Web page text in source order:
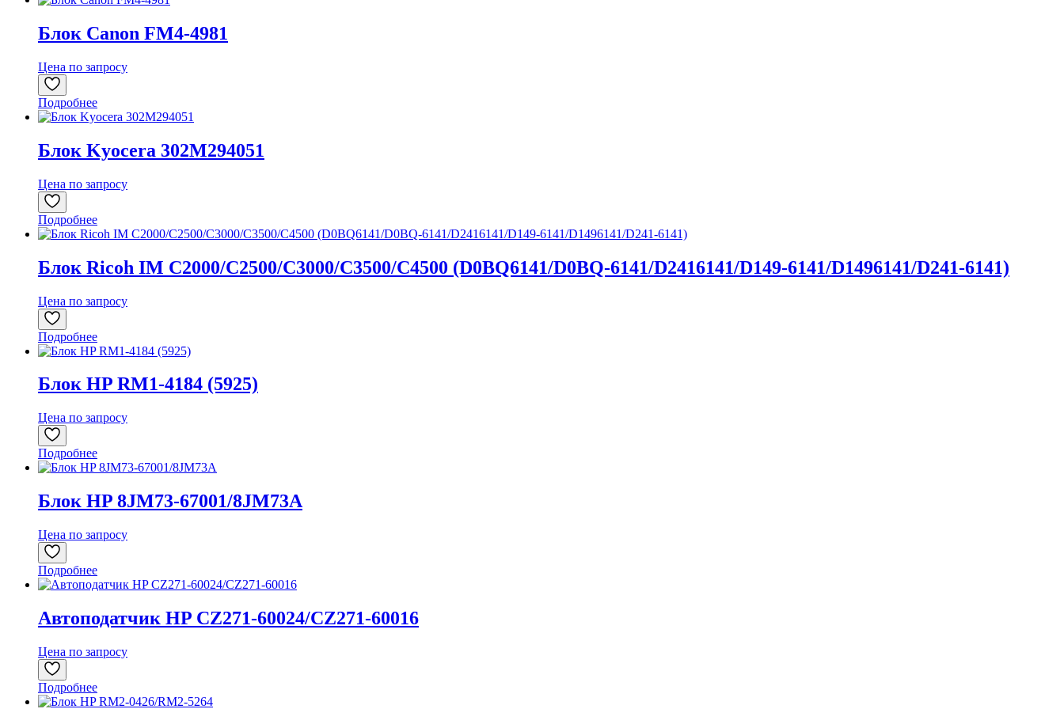
Блок Canon FM4-4981
Цена по запросу
Подробнее
Блок Kyocera 302M294051
Цена по запросу
Подробнее
Блок Ricoh IM C2000/C2500/C3000/C3500/C4500 (D0BQ6141/D0BQ-6141/D2416141/D149-6141/D1496141/D241-6141)
Цена по запросу
Подробнее
Блок HP RM1-4184 (5925)
Цена по запросу
Подробнее
Блок HP 8JM73-67001/8JM73A
Цена по запросу
Подробнее
Автоподатчик HP CZ271-60024/CZ271-60016
Цена по запросу
Подробнее